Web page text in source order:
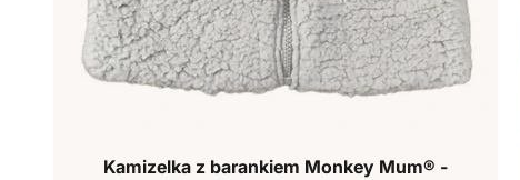
Kamizelka z barankiem Monkey Mum® -